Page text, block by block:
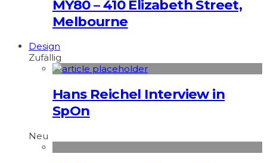
MY80 – 410 Elizabeth Street,
Melbourne
Design
Zufällig
Hans Reichel Interview in
SpOn
Neu